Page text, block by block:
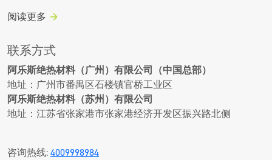
阅读更多
联系方式
阿乐斯绝热材料（广州）有限公司（中国总部）
地址：广州市番禺区石楼镇官桥工业区
阿乐斯绝热材料（苏州）有限公司
地址：江苏省张家港市张家港经济开发区振兴路北侧
咨询热线: 4009998984